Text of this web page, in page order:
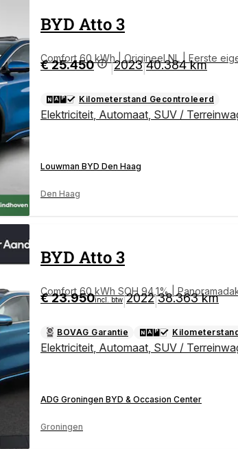
BYD Atto 3
Comfort 60 kWh | Origineel NL | Eerste
€ 25.450 |2023|40.384 km
Kilometerstand Gecontroleerd
Elektriciteit Automaat SUV /
Louwman BYD Den Haag
Den Haag
BYD Atto 3
Comfort 60 kWh SOH 94,1% |
€ 23.950incl. btw|2022|38.363 km
BOVAG Garantie
Elektriciteit Automaat SUV /
ADG Groningen BYD & Occasion Center
Groningen